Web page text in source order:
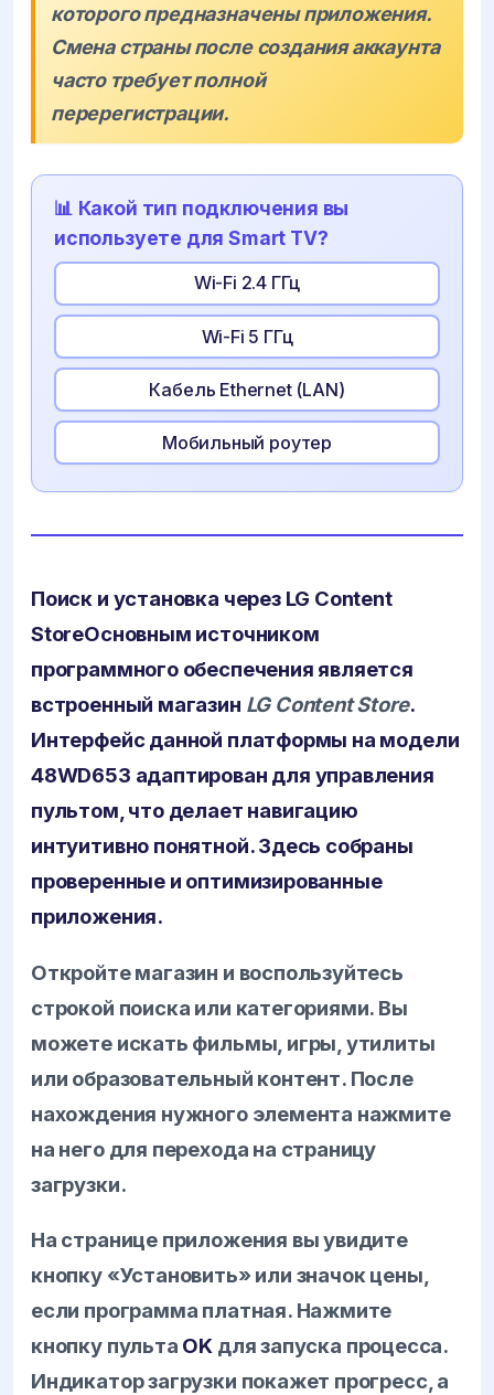
которого предназначены приложения.
Смена страны после создания аккаунта
часто требует полной
перерегистрации.
📊 Какой тип подключения вы
используете для Smart TV?
Wi-Fi 2.4 ГГц
Wi-Fi 5 ГГц
Кабель Ethernet (LAN)
Мобильный роутер
Поиск и установка через LG Content
StoreОсновным источником
программного обеспечения является
встроенный магазин LG Content Store.
Интерфейс данной платформы на модели
48WD653 адаптирован для управления
пультом, что делает навигацию
интуитивно понятной. Здесь собраны
проверенные и оптимизированные
приложения.
Откройте магазин и воспользуйтесь
строкой поиска или категориями. Вы
можете искать фильмы, игры, утилиты
или образовательный контент. После
нахождения нужного элемента нажмите
на него для перехода на страницу
загрузки.
На странице приложения вы увидите
кнопку «Установить» или значок цены,
если программа платная. Нажмите
кнопку пульта OK для запуска процесса.
Индикатор загрузки покажет прогресс, а